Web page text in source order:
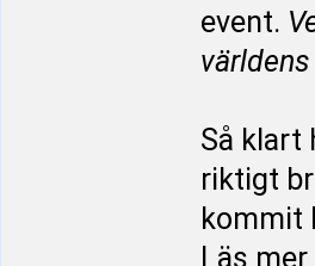
event.
Så klart
riktigt
kommit
Läs mer